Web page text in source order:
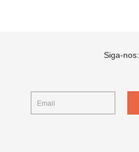
Siga-nos: